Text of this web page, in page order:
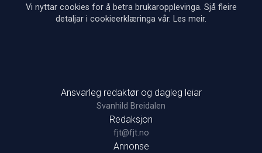
Vi nyttar cookies for å betra brukaropplevinga. Sjå fleire
detaljar i cookieerklæringa vår. Les meir.
Ansvarleg redaktør og dagleg leiar
Svanhild Breidalen
Redaksjon
fjt@fjt.no
Annonse